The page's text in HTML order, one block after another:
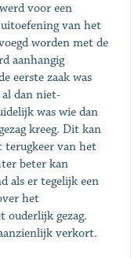
voor een
van het
worden met de
aanhangig
eerste zaak was
al dan niet-
was wie dan
kreeg. Dit kan
terugkeer van het
beter kan
als er tegelijk een
het
ouderlijk gezag.
verkort.